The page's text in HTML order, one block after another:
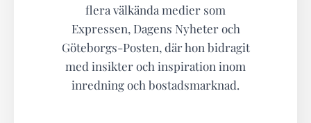
flera välkända medier som
Expressen, Dagens Nyheter och
Göteborgs-Posten, där hon bidragit
med insikter och inspiration inom
inredning och bostadsmarknad.